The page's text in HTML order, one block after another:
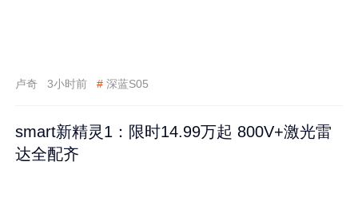
卢奇 3小时前 # 深蓝S05
smart新精灵1：限时14.99万起 800V+激光雷
达全配齐